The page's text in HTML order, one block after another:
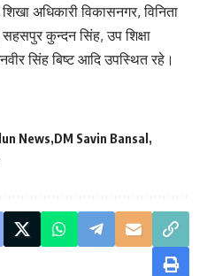
अधिकारी विकासनगर, विनिता
कुन्दन सिंह, उप शिक्षा
सिंह बिष्ट आदि उपस्थित रहे।
News DM Savin Bansal